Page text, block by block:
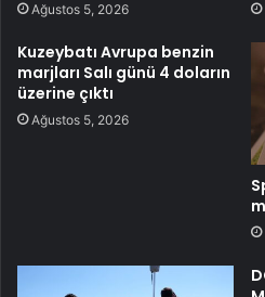
Ağustos 5, 2026
Kuzeybatı Avrupa benzin
marjları Salı günü 4 doların
üzerine çıktı
Ağustos 5, 2026